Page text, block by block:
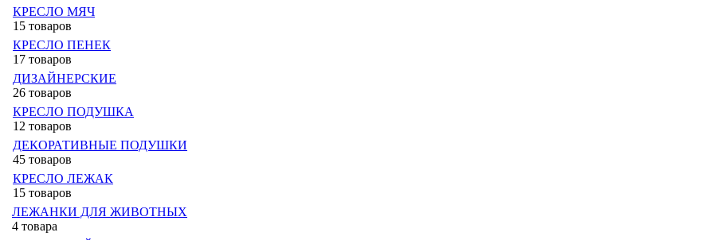
КРЕСЛО МЯЧ
15 товаров
КРЕСЛО ПЕНЕК
17 товаров
ДИЗАЙНЕРСКИЕ
26 товаров
КРЕСЛО ПОДУШКА
12 товаров
ДЕКОРАТИВНЫЕ ПОДУШКИ
45 товаров
КРЕСЛО ЛЕЖАК
15 товаров
ЛЕЖАНКИ ДЛЯ ЖИВОТНЫХ
4 товара